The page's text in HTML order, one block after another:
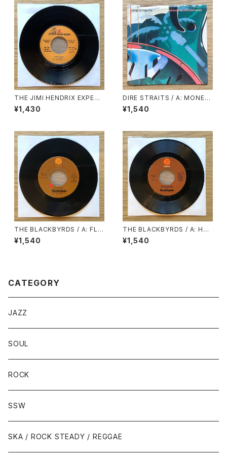
THE JIMI HENDRIX EXPERI
ENCE / A: PURPLE HAZE /
B: FOXEY LADY
¥1,430
DIRE STRAITS / A: MONEY
FOR NOTHING / B: LOVE O
VER GOLD (LIVE)
¥1,540
THE BLACKBYRDS / A: FLYI
N’ HIGH / B: ALL I ASK
¥1,540
THE BLACKBYRDS / A: HAP
PY MUSIC / B: LOVE SO FIN
E
¥1,540
CATEGORY
JAZZ
SOUL
ROCK
SSW
SKA / ROCK STEADY / REGGAE